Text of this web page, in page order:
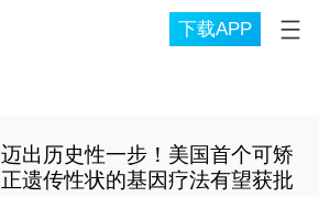
下载APP
迈出历史性一步！美国首个可矫
正遗传性状的基因疗法有望获批